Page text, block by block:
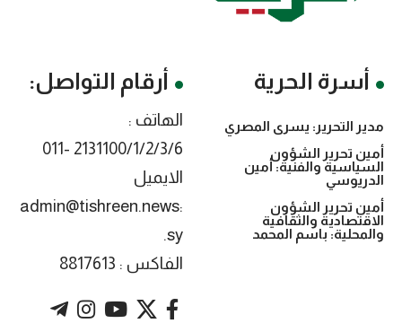
أسرة الحرية
مدير التحرير: يسرى المصري
أمين تحرير الشؤون
السياسية والفنية: أمين
الدريوسي
أمين تحرير الشؤون
الاقتصادية والثقافية
والمحلية: باسم المحمد
أرقام التواصل:
الهاتف :
2131100/1/2/3/6 -011
الايميل
:admin@tishreen.news
.sy
الفاكس : 8817613